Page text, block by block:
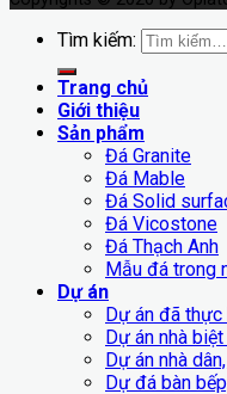
Tìm kiếm:
Trang chủ
Giới thiệu
Sản phẩm
Đá Granite
Đá Mable
Đá Solid
Đá Vicostone
Đá Thạch Anh
Mẫu đá trong
Dự án
Dự án đã thực
Dự án nhà
Dự án nhà
Dự đá bàn